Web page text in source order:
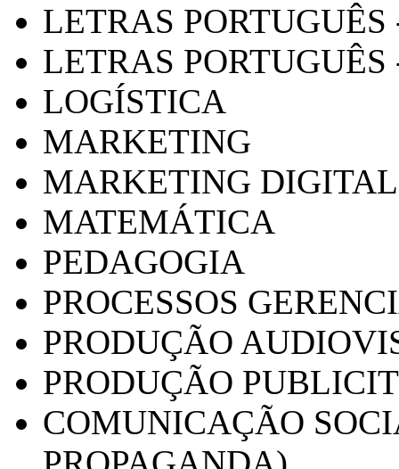
LETRAS
LETRAS PORTUGUÊS
LOGÍSTICA
MARKETING
MARKETING DIGITAL
MATEMÁTICA
PEDAGOGIA
PROCESSOS
PRODUÇÃO
PRODUÇÃO
COMUNICAÇÃO